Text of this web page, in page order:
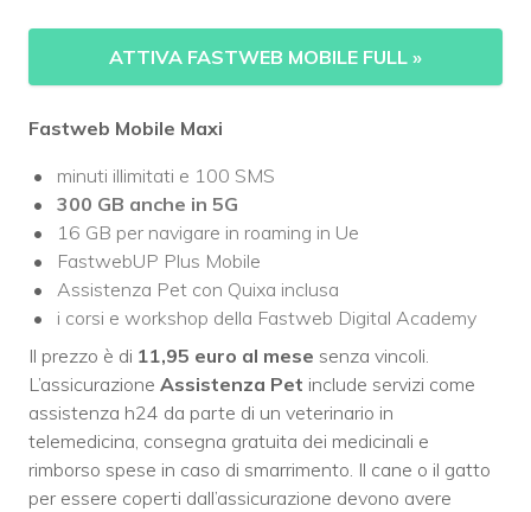
ATTIVA FASTWEB MOBILE FULL »
Fastweb Mobile Maxi
minuti illimitati e 100 SMS
300 GB anche in 5G
16 GB per navigare in roaming in Ue
FastwebUP Plus Mobile
Assistenza Pet con Quixa inclusa
i corsi e workshop della Fastweb Digital Academy
Il prezzo è di 11,95 euro al mese senza vincoli.
L’assicurazione Assistenza Pet include servizi come
assistenza h24 da parte di un veterinario in
telemedicina, consegna gratuita dei medicinali e
rimborso spese in caso di smarrimento. Il cane o il gatto
per essere coperti dall’assicurazione devono avere